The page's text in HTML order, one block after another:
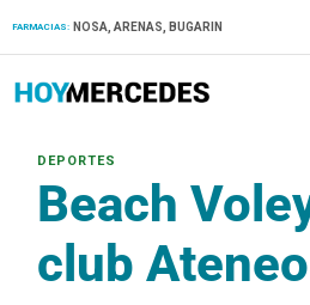
FARMACIAS: NOSA, ARENAS, BUGARIN
Beach
club Ateneo